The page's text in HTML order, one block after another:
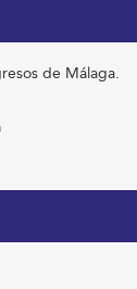
de Málaga.